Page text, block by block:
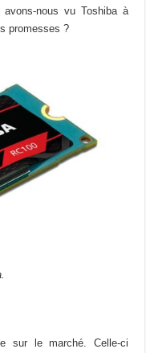
avons-nous vu Toshiba à
promesses ?
sur le marché. Celle-ci